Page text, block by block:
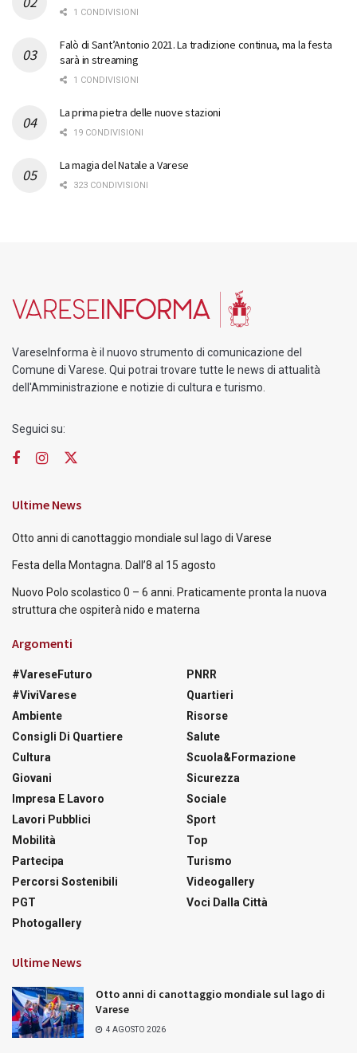
1 CONDIVISIONI
Falò di Sant’Antonio 2021. La tradizione continua, ma la festa
sarà in streaming
1 CONDIVISIONI
La prima pietra delle nuove stazioni
19 CONDIVISIONI
La magia del Natale a Varese
323 CONDIVISIONI
VareseInforma è il nuovo strumento di comunicazione del
Comune di Varese. Qui potrai trovare tutte le news di attualità
dell'Amministrazione e notizie di cultura e turismo.
Seguici su:
Ultime News
Otto anni di canottaggio mondiale sul lago di Varese
Festa della Montagna. Dall’8 al 15 agosto
Nuovo Polo scolastico 0 – 6 anni. Praticamente pronta la nuova
struttura che ospiterà nido e materna
Argomenti
#VareseFuturo
#ViviVarese
Ambiente
Consigli Di Quartiere
Cultura
Giovani
Impresa E Lavoro
Lavori Pubblici
Mobilità
Partecipa
Percorsi Sostenibili
PGT
Photogallery
PNRR
Quartieri
Risorse
Salute
Scuola&Formazione
Sicurezza
Sociale
Sport
Top
Turismo
Videogallery
Voci Dalla Città
Ultime News
Otto anni di canottaggio mondiale sul lago di
Varese
4 AGOSTO 2026